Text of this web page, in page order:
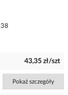
43,35 zł/szt
Pokaż szczegóły